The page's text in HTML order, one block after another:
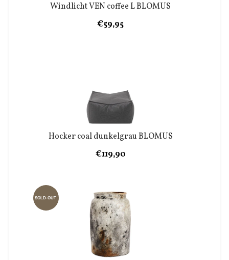
Windlicht VEN coffee L BLOMUS
€59,95
Hocker coal dunkelgrau BLOMUS
€119,90
SOLD-OUT